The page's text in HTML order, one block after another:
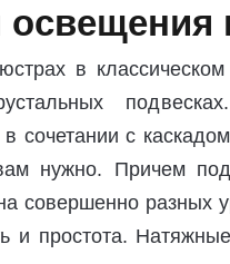
в
в сочетании с
нужно. Причем
совершенно разных
и простота.